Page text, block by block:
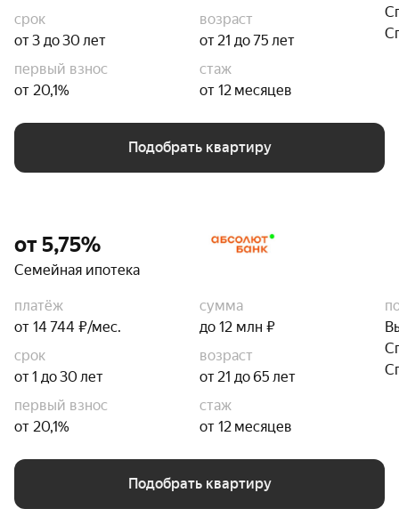
срок
от 3 до 30 лет
возраст
от 21 до 75 лет
первый взнос
от 20,1%
стаж
от 12 месяцев
Подобрать квартиру
от 5,75%
Семейная ипотека
платёж
от 14 744 ₽/мес.
сумма
до 12 млн ₽
срок
от 1 до 30 лет
возраст
от 21 до 65 лет
первый взнос
от 20,1%
стаж
от 12 месяцев
Подобрать квартиру